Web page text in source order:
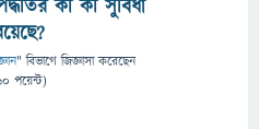
কী কী সুবিধা
" বিভাগে জিজ্ঞাসাকরেছেন
পয়েন্ট)